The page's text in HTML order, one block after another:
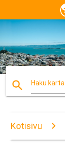
search Haku
Kotisivu